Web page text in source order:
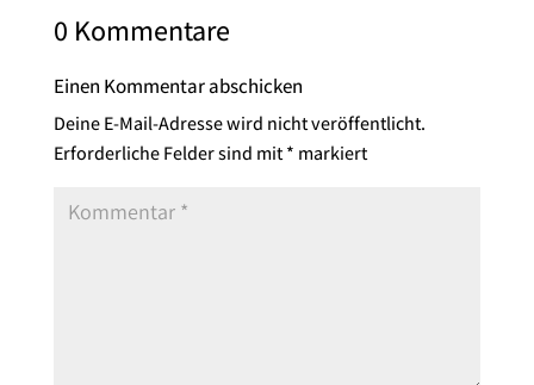
0 Kommentare
Einen Kommentar abschicken
Deine E-Mail-Adresse wird nicht veröffentlicht.
Erforderliche Felder sind mit* markiert